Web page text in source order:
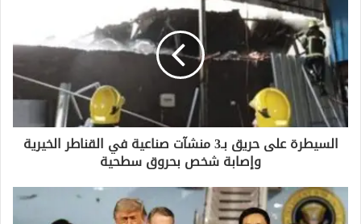
ا
إ
ل
ك
ت
ر
السيطرة على حريق بـ3 منشآت صناعية في القناطر الخيرية
وإصابة شخص بحروق سطحية